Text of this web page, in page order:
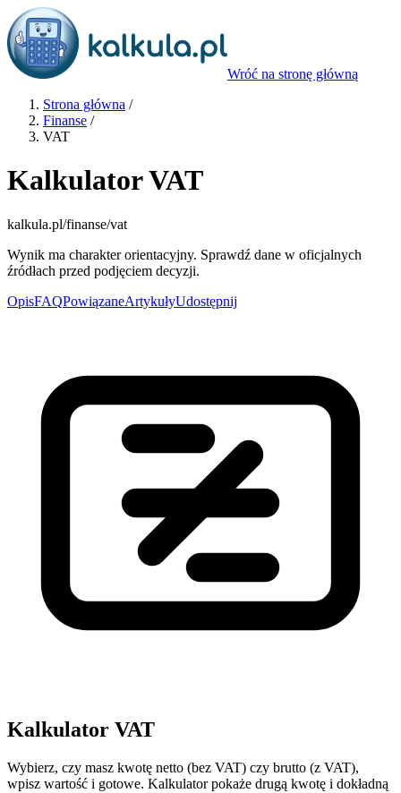
Wróć na stronę główną
Strona główna /
Finanse /
VAT
Kalkulator VAT
kalkula.pl/finanse/vat
Wynik ma charakter orientacyjny. Sprawdź dane w oficjalnych
źródłach przed podjęciem decyzji.
OpisFAQPowiązaneArtykułyUdostępnij
Kalkulator VAT
Wybierz, czy masz kwotę netto (bez VAT) czy brutto (z VAT),
wpisz wartość i gotowe. Kalkulator pokaże drugą kwotę i dokładną